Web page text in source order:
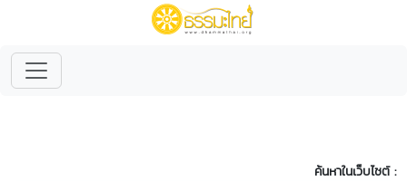
ค้นหาในเว็บไซต์ :